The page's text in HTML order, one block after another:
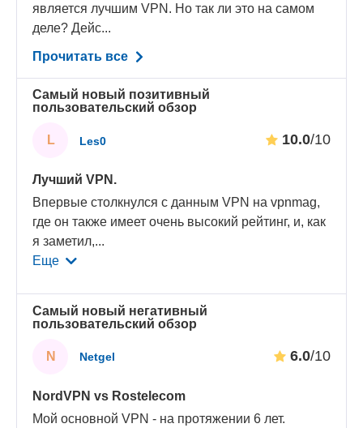
является лучшим VPN. Но так ли это на самом
деле? Дейс...
Прочитать все
Самый новый позитивный
пользовательский обзор
L Les0 10.0/10
Лучший VPN.
Впервые столкнулся с данным VPN на vpnmag,
где он также имеет очень высокий рейтинг, и, как
я заметил,...
Еще
Самый новый негативный
пользовательский обзор
N Netgel 6.0/10
NordVPN vs Rostelecom
Мой основной VPN - на протяжении 6 лет.